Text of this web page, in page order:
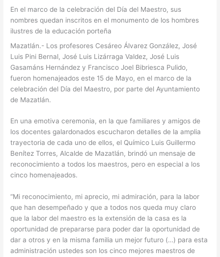
En el marco de la celebración del Día del Maestro, sus
nombres quedan inscritos en el monumento de los hombres
ilustres de la educación porteña
Mazatlán.- Los profesores Cesáreo Álvarez González, José
Luis Pini Bernal, José Luis Lizárraga Valdez, José Luis
Gasamáns Hernández y Francisco Joel Bibriesca Pulido,
fueron homenajeados este 15 de Mayo, en el marco de la
celebración del Día del Maestro, por parte del Ayuntamiento
de Mazatlán.
En una emotiva ceremonia, en la que familiares y amigos de
los docentes galardonados escucharon detalles de la amplia
trayectoria de cada uno de ellos, el Químico Luis Guillermo
Benítez Torres, Alcalde de Mazatlán, brindó un mensaje de
reconocimiento a todos los maestros, pero en especial a los
cinco homenajeados.
“Mi reconocimiento, mi aprecio, mi admiración, para la labor
que han desempeñado y que a todos nos queda muy claro
que la labor del maestro es la extensión de la casa es la
oportunidad de prepararse para poder dar la oportunidad de
dar a otros y en la misma familia un mejor futuro (…) para esta
administración ustedes son los cinco mejores maestros de